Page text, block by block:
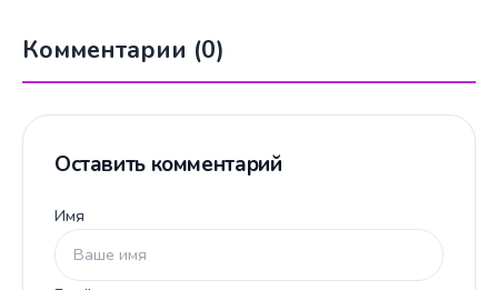
Комментарии (0)
Оставить комментарий
Имя